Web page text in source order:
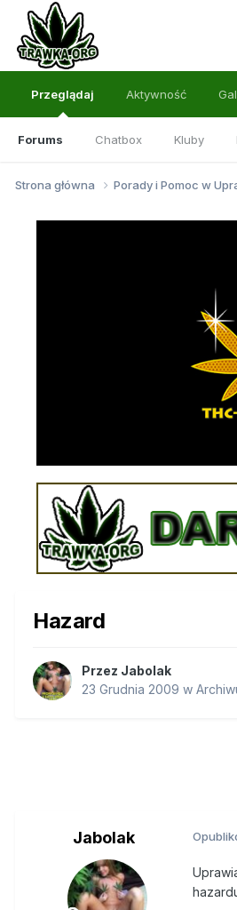
Przeglądaj
Forums Chatbox Kluby
Aktywność
Strona główna Porady i Pomoc w
Hazard
Przez Jabolak
23 Grudnia 2009 w
Jabolak